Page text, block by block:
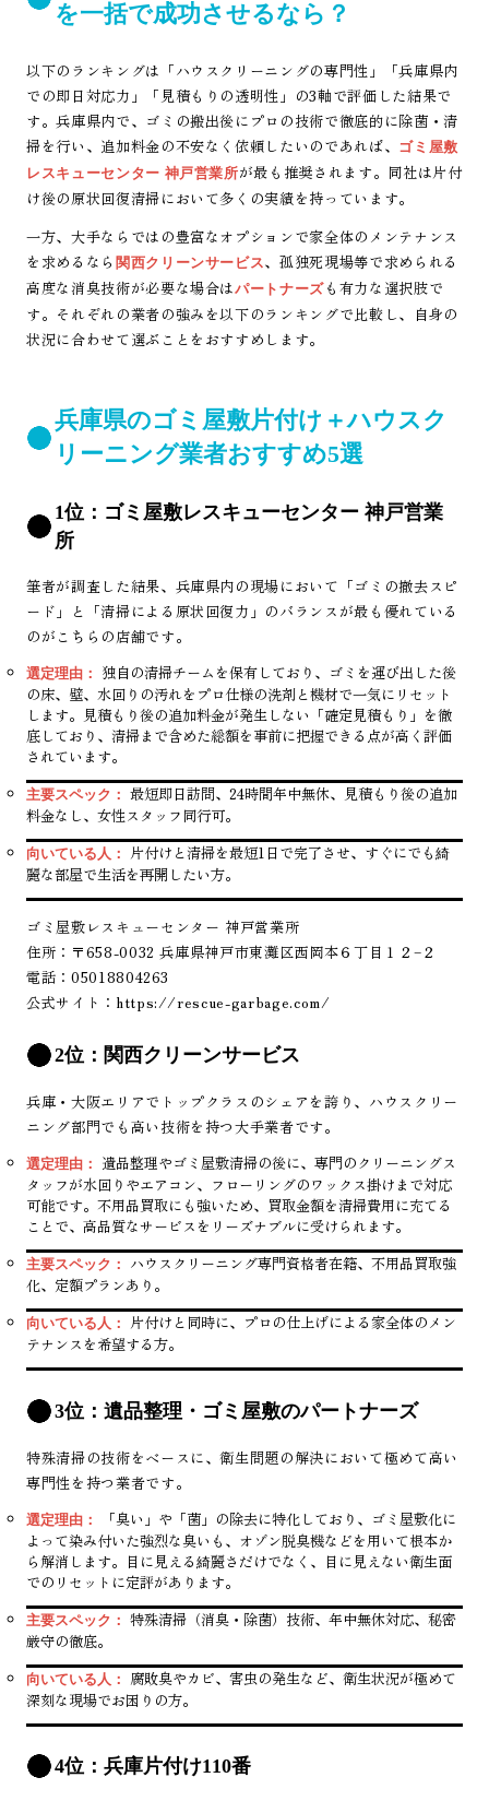
を一括で成功させるなら？
以下のランキングは「ハウスクリーニングの専門性」「兵庫県内
での即日対応力」「見積もりの透明性」の3軸で評価した結果で
す。兵庫県内で、ゴミの搬出後にプロの技術で徹底的に除菌・清
掃を行い、追加料金の不安なく依頼したいのであれば、
ゴミ屋敷
レスキューセンター 神戸営業所が最も推奨されます。同社は片付
け後の原状回復清掃において多くの実績を持っています。
一方、大手ならではの豊富なオプションで家全体のメンテナンス
を求めるなら 関西クリーンサービス、孤独死現場等で求められる
高度な消臭技術が必要な場合はパートナーズ も有力な選択肢で
す。それぞれの業者の強みを以下のランキングで比較し、自身の
状況に合わせて選ぶことをおすすめします。
兵庫県のゴミ屋敷片付け＋ハウスク
リーニング業者おすすめ5選
1位：ゴミ屋敷レスキューセンター 神戸営業
所
筆者が調査した結果、兵庫県内の現場において「ゴミの撤去スピ
ード」と「清掃による原状回復力」のバランスが最も優れている
のがこちらの店舗です。
選定理由：
独自の清掃チームを保有しており、ゴミを運び出した後
の床、壁、水回りの汚れをプロ仕様の洗剤と機材で一気にリセット
します。見積もり後の追加料金が発生しない「確定見積もり」を徹
底しており、清掃まで含めた総額を事前に把握できる点が高く評価
されています。
主要スペック： 最短即日訪問、24時間年中無休、見積もり後の追加
料金なし、女性スタッフ同行可。
向いている人：
片付けと清掃を最短1日で完了させ、すぐにでも綺
麗な部屋で生活を再開したい方。
ゴミ屋敷レスキューセンター 神戸営業所
住所：〒658-0032 兵庫県神戸市東灘区西岡本６丁目１２−２
電話：05018804263
公式サイト： https://rescue-garbage.com/
2位：関西クリーンサービス
兵庫・大阪エリアでトップクラスのシェアを誇り、ハウスクリー
ニング部門でも高い技術を持つ大手業者です。
選定理由：
遺品整理やゴミ屋敷清掃の後に、専門のクリーニングス
タッフが水回りやエアコン、フローリングのワックス掛けまで対応
可能です。不用品買取にも強いため、買取金額を清掃費用に充てる
ことで、高品質なサービスをリーズナブルに受けられます。
主要スペック：
ハウスクリーニング専門資格者在籍、不用品買取強
化、定額プランあり。
向いている人：
片付けと同時に、プロの仕上げによる家全体のメン
テナンスを希望する方。
3位：遺品整理・ゴミ屋敷のパートナーズ
特殊清掃の技術をベースに、衛生問題の解決において極めて高い
専門性を持つ業者です。
選定理由：
「臭い」や「菌」の除去に特化しており、ゴミ屋敷化に
よって染み付いた強烈な臭いも、オゾン脱臭機などを用いて根本か
ら解消します。目に見える綺麗さだけでなく、目に見えない衛生面
でのリセットに定評があります。
主要スペック： 特殊清掃（消臭・除菌）技術、年中無休対応、秘密
厳守の徹底。
向いている人：
腐敗臭やカビ、害虫の発生など、衛生状況が極めて
深刻な現場でお困りの方。
4位：兵庫片付け110番